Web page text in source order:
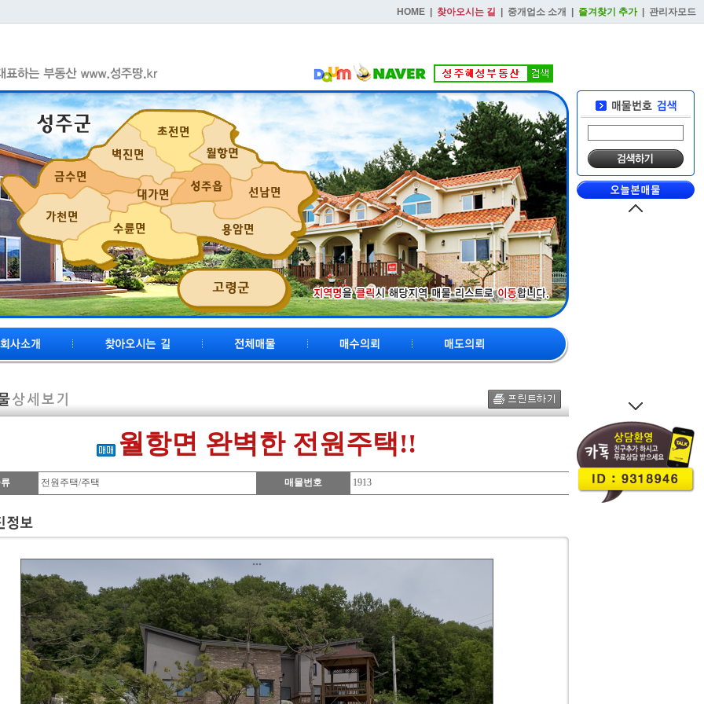
HOME 찾아오시는 길 중개업소 소개 즐겨찾기 추가| 관리자모드
월항면 완벽한 전원주택!!
전원주택/주택 매물번호 1913